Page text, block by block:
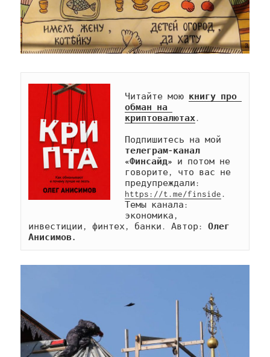
Читайте мою книгу про
обман на
криптовалютах .
телеграм-канал
«Финсайд» и потом не
говорите, что вас не
https://t.me/finside .
Темы канала:
экономика,
инвестиции, финтех, банки. Автор: Олег
Анисимов.